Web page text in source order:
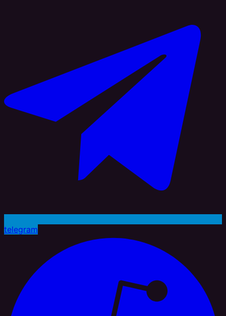
telegram